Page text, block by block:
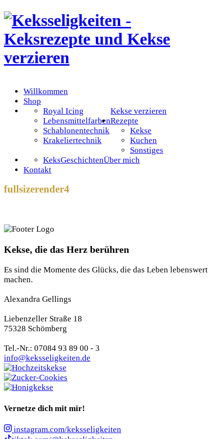
Willkommen
Shop
Kekse verzieren
Royal Icing
Lebensmittelfarben
Schablonentechnik
Krakeliertechnik
Rezepte
Kekse
Kuchen
Sonstiges
Über mich
KeksGeschichten
Kontakt
fullsizerender4
Kekse, die das Herz berühren
Es sind die Momente des Glücks, die das Leben lebenswert
machen.
Alexandra Gellings
Liebenzeller Straße 18
75328 Schömberg
Tel.-Nr.: 07084 93 89 00 - 3
info@keksseligkeiten.de
Vernetze dich mit mir!
instagram.com/keksseligkeiten